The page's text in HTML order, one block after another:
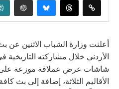
أعلنت وزارة الشباب الاثنين عن
الأردني خلال مشاركته
شاشات عرض عملاقة موزعة على